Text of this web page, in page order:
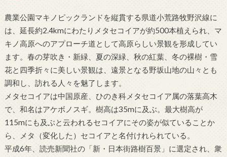
農業公園マキノピックランドを縦貫する県道小荒路牧野沢線に
は、延長約2.4kmにわたりメタセコイアが約500本植えられ、マ
キノ高原へのアプローチ道として高原らしい景観を形成してい
ます。春の芽吹き・新緑、夏の深緑、秋の紅葉、冬の裸樹・雪
花と四季折々に美しい景観は、遠景となる野坂山地の山々とも
調和し、訪れる人々を魅了します。
メタセコイアは中国原産、ひのき科メタセコイア属の落葉高木
で、和名はアケボノスギ。樹高は35mに及ぶ。最大樹高が
115mにも及ぶと云われるセコイアにその姿が似ていることか
ら、メタ（変化した）セコイアと名付けれられている。
平成6年、読売新聞社の「新・日本街路樹百景」に選定され、衆